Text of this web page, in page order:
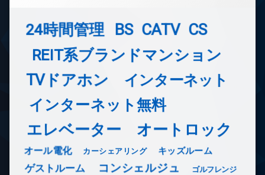
24時間管理 BS CATV CS
REIT系ブランドマンション
TVドアホン インターネット
インターネット無料
エレベーター オートロック
オール電化 カーシェアリング キッズルーム
ゲストルーム コンシェルジュ ゴルフレンジ